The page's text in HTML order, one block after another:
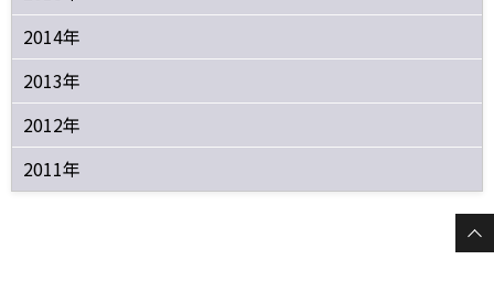
2014年
2013年
2012年
2011年